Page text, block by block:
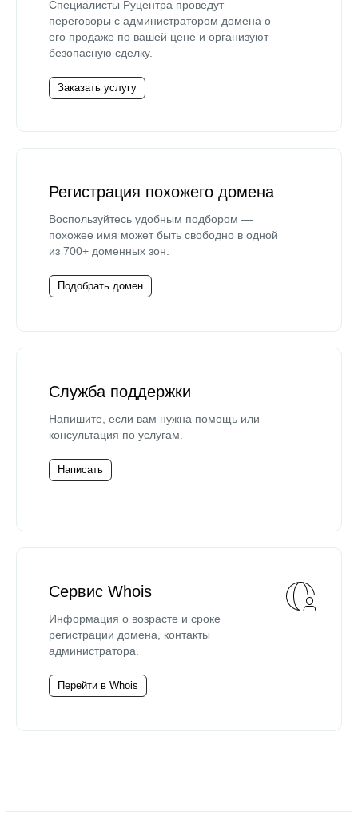
Специалисты Руцентра проведут
переговоры с администратором домена о
его продаже по вашей цене и организуют
безопасную сделку.
Заказать услугу
Регистрация похожего домена
Воспользуйтесь удобным подбором —
похожее имя может быть свободно в одной
из 700+ доменных зон.
Подобрать домен
Служба поддержки
Напишите, если вам нужна помощь или
консультация по услугам.
Написать
Сервис Whois
Информация о возрасте и сроке
регистрации домена, контакты
администратора.
Перейти в Whois